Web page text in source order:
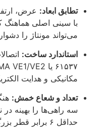
تطابق ابعاد: عرض،
با سینی اصلی هماهنگ
می‌تواند مونتاژ را
استاندارد ساخت:
مکانیکی و هدایت
تعداد و شعاع خمش:
سه راهی‌ها را بهینه
حداقل ۶ برابر قطر بزرگ‌ترین کابل باشد.